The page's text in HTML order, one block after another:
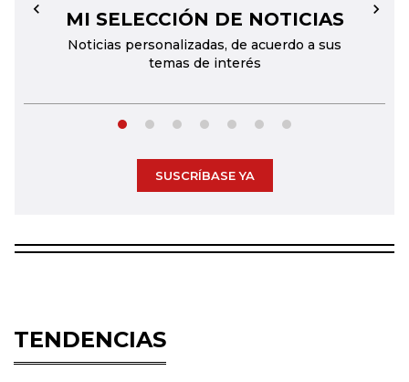
MI SELECCIÓN DE NOTICIAS
Noticias personalizadas, de acuerdo a sus
temas de interés
← →
SUSCRÍBASE YA
TENDENCIAS